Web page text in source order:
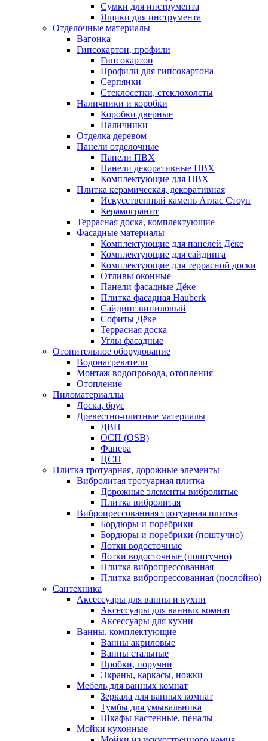
Сумки для инструмента
Ящики для инструмента
Отделочные материалы
Вагонка
Гипсокартон, профили
Гипсокартон
Профили для гипсокартона
Серпянки
Стеклосетки, стеклохолсты
Наличники и коробки
Коробки дверные
Наличники
Отделка деревом
Панели отделочные
Панели ПВХ
Панели декоративные ПВХ
Комплектующие для ПВХ
Плитка керамическая, декоративная
Искусственный камень Атлас Стоун
Керамогранит
Террасная доска, комплектующие
Фасадные материалы
Комплектующие для панелей Дёке
Комплектующие для сайдинга
Комплектующие для террасной доски
Отливы оконные
Панели фасадные Дёке
Плитка фасадная Hauberk
Сайдинг виниловый
Софиты Дёке
Террасная доска
Углы фасадные
Отопительное оборудование
Водонагреватели
Монтаж водопровода, отопления
Отопление
Пиломатериаллы
Доска, брус
Древестно-плитные материалы
ДВП
ОСП (OSB)
Фанера
ЦСП
Плитка тротуарная, дорожные элементы
Вибролитая тротуарная плитка
Дорожные элементы вибролитые
Плитка вибролитая
Вибропрессованная тротуарная плитка
Бордюры и поребрики
Бордюры и поребрики (поштучно)
Лотки водосточные
Лотки водосточные (поштучно)
Плитка вибропрессованная
Плитка вибропрессованная (послойно)
Сантехника
Аксессуары для ванны и кухни
Аксессуары для ванных комнат
Аксессуары для кухни
Ванны, комплектующие
Ванны акриловые
Ванны стальные
Пробки, поручни
Экраны, каркасы, ножки
Мебель для ванных комнат
Зеркала для ванных комнат
Тумбы для умывальника
Шкафы настенные, пеналы
Мойки кухонные